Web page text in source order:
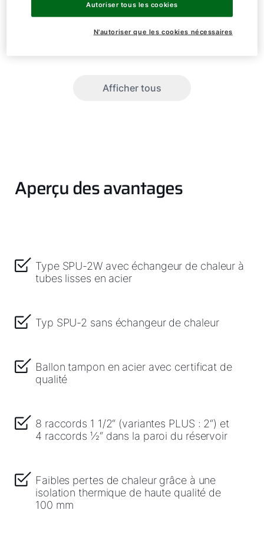
Afficher tous
Aperçu des avantages
Type SPU-2W avec échangeur de chaleur à
tubes lisses en acier
Typ SPU-2 sans échangeur de chaleur
Ballon tampon en acier avec certificat de
qualité
8 raccords 1 1/2“ (variantes PLUS : 2“) et
4 raccords ½“ dans la paroi du réservoir
Faibles pertes de chaleur grâce à une
isolation thermique de haute qualité de
100 mm
Bonjour !
Comment pouvons-nous vous aider ?
Administration des ventes
Liens rapides
Formulaire de contact
Garantie 5 ans
N'autoriser que les cookies nécessaires
Autoriser tous les cookies